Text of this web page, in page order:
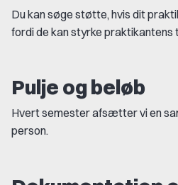
Du kan søge støtte, hvis dit
fordi de kan styrke praktikantens
Pulje og beløb
Hvert semester afsætter vi en
person.